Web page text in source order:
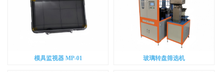
模具监视器 MP-01 玻璃转盘筛选机